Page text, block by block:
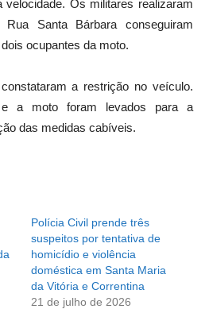
velocidade. Os militares realizaram
Santa Bárbara conseguiram
ocupantes da moto.
a restrição no veículo.
a moto foram levados para a
das medidas cabíveis.
Polícia Civil prende três
suspeitos por tentativa de
homicídio e violência
doméstica em Santa Maria
da Vitória e Correntina
21 de julho de 2026